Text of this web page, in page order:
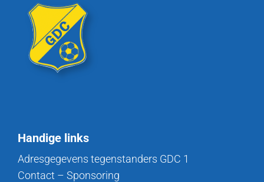
Handige links
Adresgegevens tegenstanders GDC 1
Contact – Sponsoring